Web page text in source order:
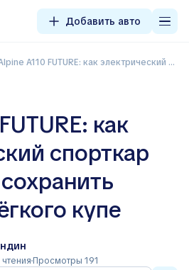
Добавить авто
Alpine A110 FUTURE: как электрический спорткар попробует сохранить характер лёгкого купе
как
спорткар
купе
Просмотры 191